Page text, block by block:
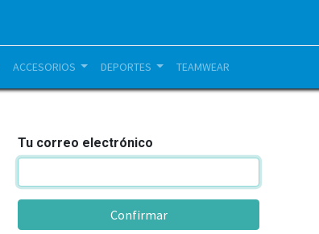
ACCESORIOS DEPORTES TEAMWEAR
Tu correo electrónico
Confirmar